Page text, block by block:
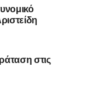
στις